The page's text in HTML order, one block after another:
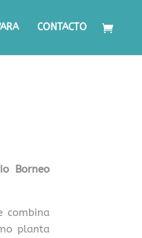
CONTACTO
Borneo
combina
planta